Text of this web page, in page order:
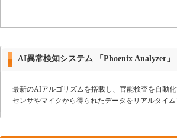
AI異常検知システム 「Phoenix Analyzer」
最新のAIアルゴリズムを搭載し、官能検査を自動化
センサやマイクから得られたデータをリアルタイ